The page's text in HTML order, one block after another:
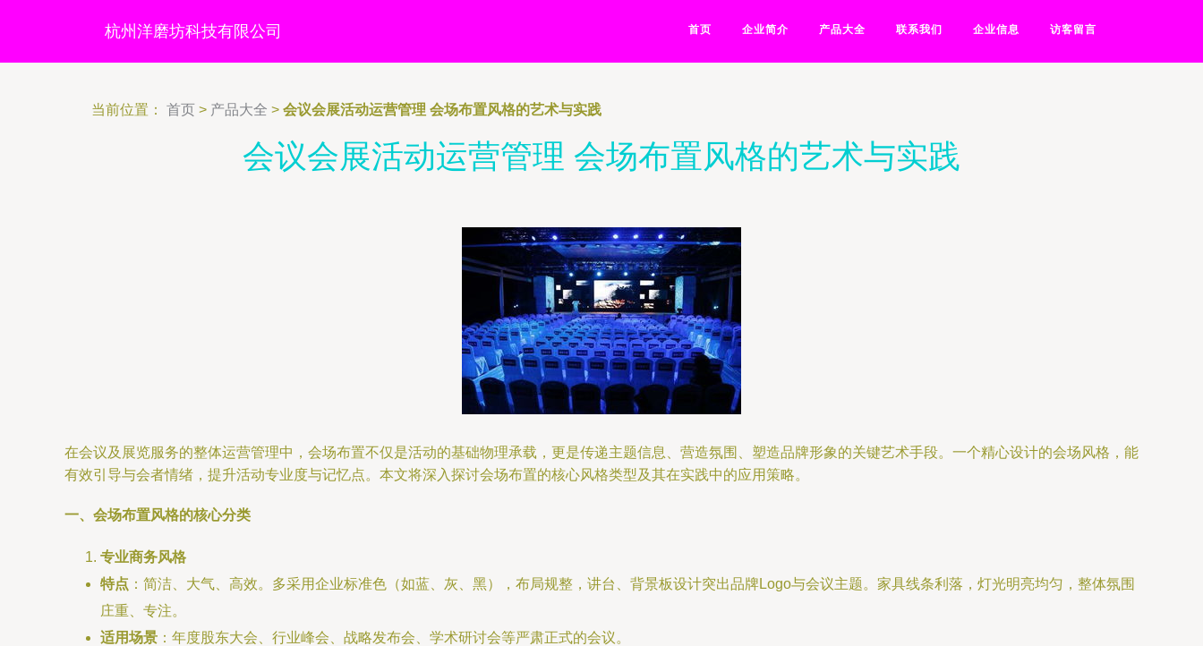
杭州洋磨坊科技有限公司 首页 企业简介 产品大全 联系我们 企业信息 访客留言
当前位置： 首页 > 产品大全 > 会议会展活动运营管理 会场布置风格的艺术与实践
会议会展活动运营管理 会场布置风格的艺术与实践
在会议及展览服务的整体运营管理中，会场布置不仅是活动的基础物理承载，更是传递主题信息、营造氛围、塑造品牌形象的关键艺术手段。一个精心设计的会场风格，能
有效引导与会者情绪，提升活动专业度与记忆点。本文将深入探讨会场布置的核心风格类型及其在实践中的应用策略。
一、会场布置风格的核心分类
专业商务风格
特点 ：简洁、大气、高效。多采用企业标准色（如蓝、灰、黑），布局规整，讲台、背景板设计突出品牌Logo与会议主题。家具线条利落，灯光明亮均匀，整体氛围
庄重、专注。
适用场景 ：年度股东大会、行业峰会、战略发布会、学术研讨会等严肃正式的会议。